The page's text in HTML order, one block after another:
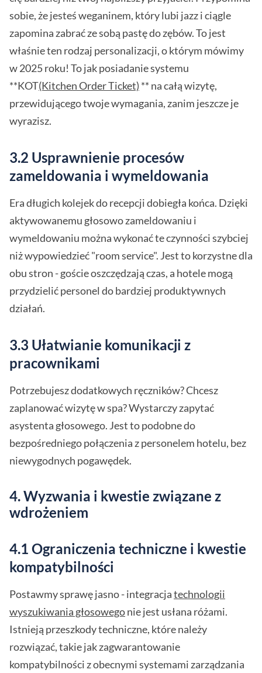
sobie, że jesteś weganinem, który lubi jazz i ciągle
zapomina zabrać ze sobą pastę do zębów. To jest
właśnie ten rodzaj personalizacji, o którym mówimy
w 2025 roku! To jak posiadanie systemu
**KOT(Kitchen Order Ticket) ** na całą wizytę,
przewidującego twoje wymagania, zanim jeszcze je
wyrazisz.
3.2 Usprawnienie procesów
zameldowania i wymeldowania
Era długich kolejek do recepcji dobiegła końca. Dzięki
aktywowanemu głosowo zameldowaniu i
wymeldowaniu można wykonać te czynności szybciej
niż wypowiedzieć "room service". Jest to korzystne dla
obu stron - goście oszczędzają czas, a hotele mogą
przydzielić personel do bardziej produktywnych
działań.
3.3 Ułatwianie komunikacji z
pracownikami
Potrzebujesz dodatkowych ręczników? Chcesz
zaplanować wizytę w spa? Wystarczy zapytać
asystenta głosowego. Jest to podobne do
bezpośredniego połączenia z personelem hotelu, bez
niewygodnych pogawędek.
4. Wyzwania i kwestie związane z
wdrożeniem
4.1 Ograniczenia techniczne i kwestie
kompatybilności
Postawmy sprawę jasno - integracjatechnologii
wyszukiwania głosowegonie jest usłana różami.
Istnieją przeszkody techniczne, które należy
rozwiązać, takie jak zagwarantowanie
kompatybilności z obecnymi systemami zarządzania